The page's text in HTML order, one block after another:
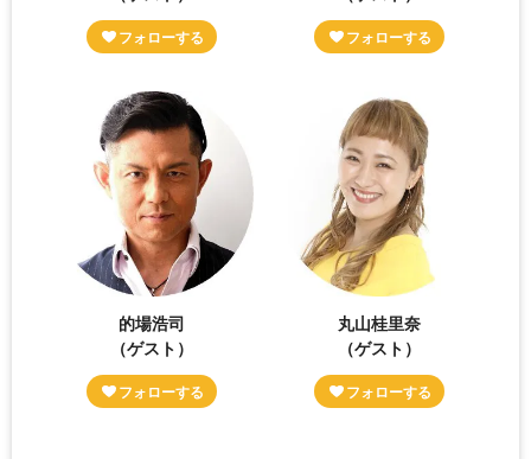
的場浩司
（ゲスト）
丸山桂里奈
（ゲスト）